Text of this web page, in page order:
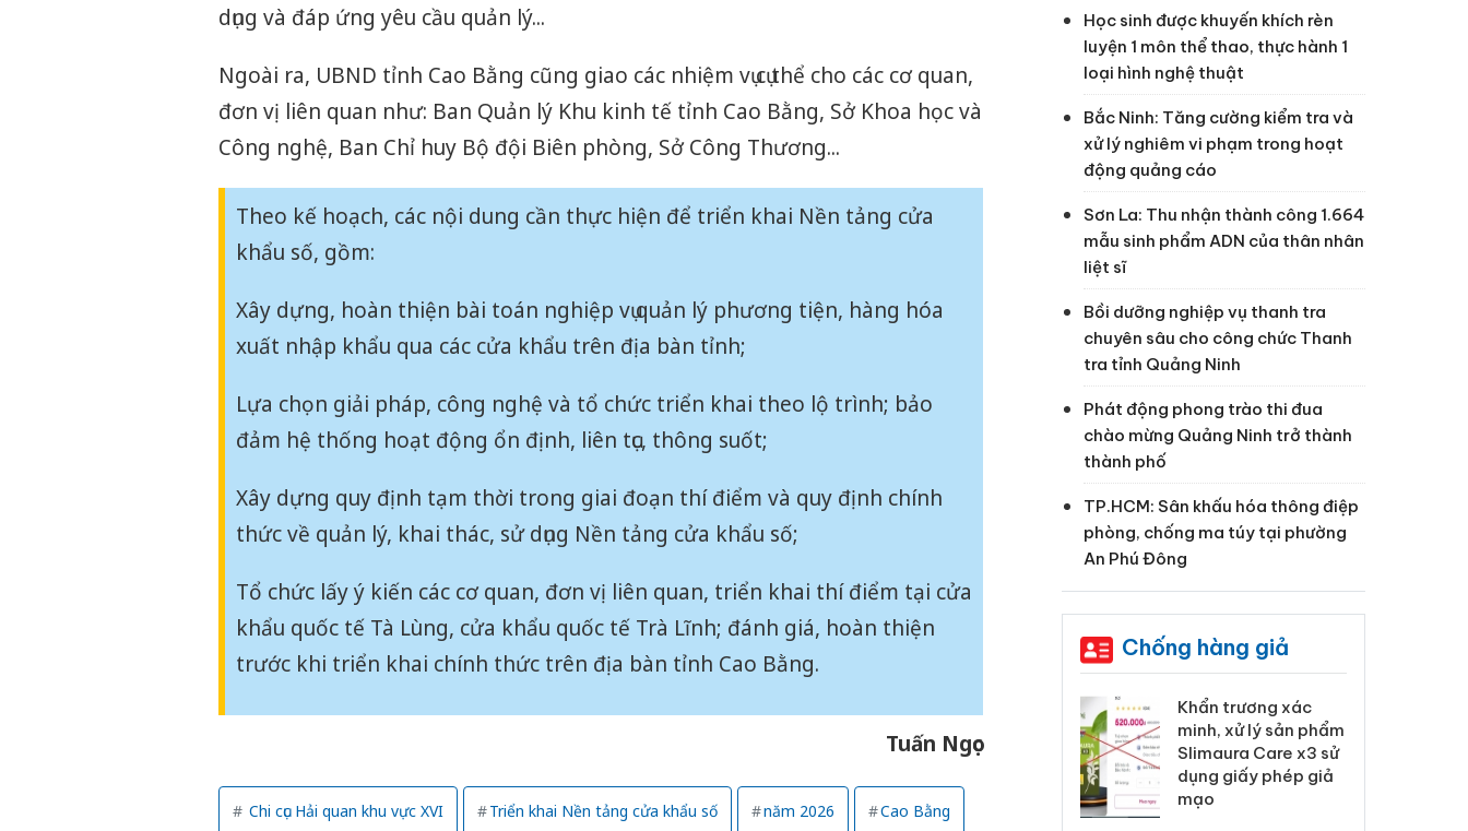
dụng và đáp ứng yêu cầu quản lý...
Ngoài ra, UBND tỉnh Cao Bằng cũng giao các nhiệm vụ cụ thể cho các cơ quan,
đơn vị liên quan như: Ban Quản lý Khu kinh tế tỉnh Cao Bằng, Sở Khoa học và
Công nghệ, Ban Chỉ huy Bộ đội Biên phòng, Sở Công Thương...
Theo kế hoạch, các nội dung cần thực hiện để triển khai Nền tảng cửa
khẩu số, gồm:
Xây dựng, hoàn thiện bài toán nghiệp vụ quản lý phương tiện, hàng hóa
xuất nhập khẩu qua các cửa khẩu trên địa bàn tỉnh;
Lựa chọn giải pháp, công nghệ và tổ chức triển khai theo lộ trình; bảo
đảm hệ thống hoạt động ổn định, liên tục, thông suốt;
Xây dựng quy định tạm thời trong giai đoạn thí điểm và quy định chính
thức về quản lý, khai thác, sử dụng Nền tảng cửa khẩu số;
Tổ chức lấy ý kiến các cơ quan, đơn vị liên quan, triển khai thí điểm tại cửa
khẩu quốc tế Tà Lùng, cửa khẩu quốc tế Trà Lĩnh; đánh giá, hoàn thiện
trước khi triển khai chính thức trên địa bàn tỉnh Cao Bằng.
Tuấn Ngọc
Chi cục Hải quan khu vực XVI Triển khai Nền tảng cửa khẩu số năm 2026 Cao Bằng
Học sinh được khuyến khích rèn
luyện 1 môn thể thao, thực hành 1
loại hình nghệ thuật
Bắc Ninh: Tăng cường kiểm tra và
xử lý nghiêm vi phạm trong hoạt
động quảng cáo
Sơn La: Thu nhận thành công 1.664
mẫu sinh phẩm ADN của thân nhân
liệt sĩ
Bồi dưỡng nghiệp vụ thanh tra
chuyên sâu cho công chức Thanh
tra tỉnh Quảng Ninh
Phát động phong trào thi đua
chào mừng Quảng Ninh trở thành
thành phố
TP.HCM: Sân khấu hóa thông điệp
phòng, chống ma túy tại phường
An Phú Đông
Chống hàng giả
công khai hàng ngàn
sản phẩm nhập lậu,
kinh doanh
Khẩn trương xác
minh, xử lý sản phẩm
Slimaura Care x3 sử
dụng giấy phép giả
mạo